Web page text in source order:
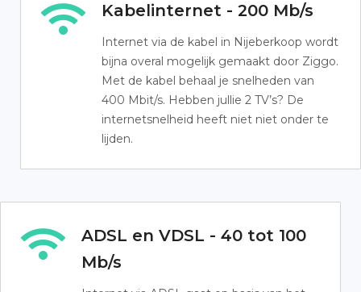
Kabelinternet - 200 Mb/s
Internet via de kabel in Nijeberkoop wordt
bijna overal mogelijk gemaakt door Ziggo.
Met de kabel behaal je snelheden van
400 Mbit/s. Hebben jullie 2 TV’s? De
internetsnelheid heeft niet niet onder te
lijden.
ADSL en VDSL - 40 tot 100
Mb/s